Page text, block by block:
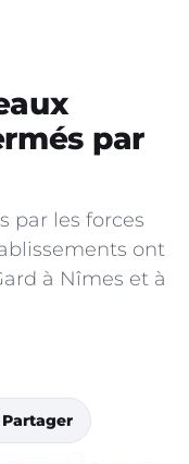
par
par les forces
ont
à Nîmes et à
Partager